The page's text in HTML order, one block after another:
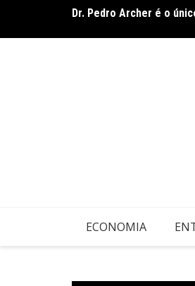
o
Dr. Pedro Archer é o
ECONOMIA